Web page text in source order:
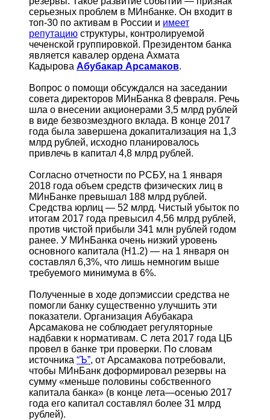
серьезных проблем в МИнбанке. Он входит в
топ-30 по активам в России и имеет
репутацию структуры, контролируемой
чеченской группировкой. Президентом банка
является кавалер ордена Ахмата
Кадырова Абубакар Арсамаков.
Вопрос о помощи обсуждался на заседании
совета директоров МИнБанка 8 февраля. Речь
шла о внесении акционерами 3,5 млрд рублей
в виде безвозмездного вклада. В конце 2017
года была завершена докапитализация на 1,3
млрд рублей, исходно планировалось
привлечь в капитал 4,8 млрд рублей.
Согласно отчетности по РСБУ, на 1 января
2018 года объем средств физических лиц в
МИнБанке превышал 188 млрд рублей.
Средства юрлиц — 52 млрд. Чистый убыток по
итогам 2017 года превысил 4,56 млрд рублей,
против чистой прибыли 341 млн рублей годом
ранее. У МИнБанка очень низкий уровень
основного капитала (Н1.2) — на 1 января он
составлял 6,3%, что лишь немногим выше
требуемого минимума в 6%.
Полученные в ходе допэмиссии средства не
помогли банку существенно улучшить эти
показатели. Организация Абубакара
Арсамакова не соблюдает регуляторные
надбавки к нормативам. С лета 2017 года ЦБ
провел в банке три проверки. По словам
источника “Ъ”, от Арсамакова потребовали,
чтобы МИнБанк доформировал резервы на
сумму «меньше половины собственного
капитала банка» (в конце лета—осенью 2017
года его капитал составлял более 31 млрд
рублей).